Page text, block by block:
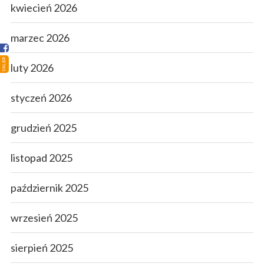
SKLEP
kwiecień 2026
marzec 2026
luty 2026
styczeń 2026
grudzień 2025
listopad 2025
październik 2025
wrzesień 2025
sierpień 2025
Porady
Ciekawostki